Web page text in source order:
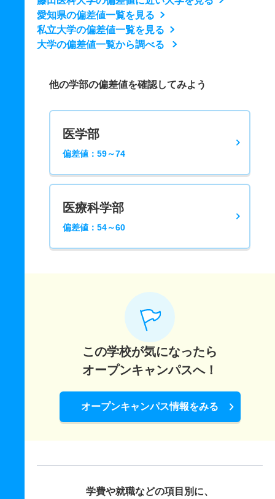
愛知県の偏差値一覧を見る
私立大学の偏差値一覧を見る
大学の偏差値一覧から調べる
他の学部の偏差値を確認してみよう
医学部
偏差値：59～74
医療科学部
偏差値：54～60
この学校が気になったら
オープンキャンパスへ！
オープンキャンパス情報をみる
学費や就職などの項目別に、